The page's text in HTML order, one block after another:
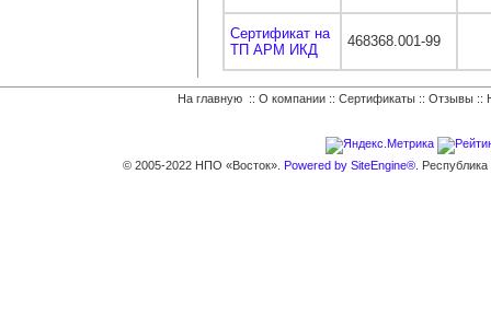
Сертификат на
ТП АРМ ИКД
468368.001-99
На главную :: О компании :: Сертификаты :: Отзывы ::
© 2005-2022 НПО «Восток». Powered by SiteEngine®.